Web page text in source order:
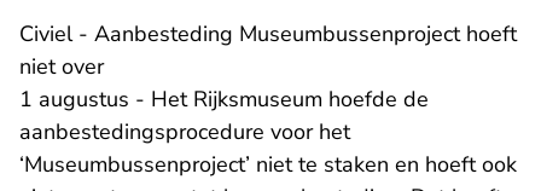
Civiel - Aanbesteding Museumbussenproject hoeft
niet over
1 augustus - Het Rijksmuseum hoefde de
aanbestedingsprocedure voor het
‘Museumbussenproject’ niet te staken en hoeft ook